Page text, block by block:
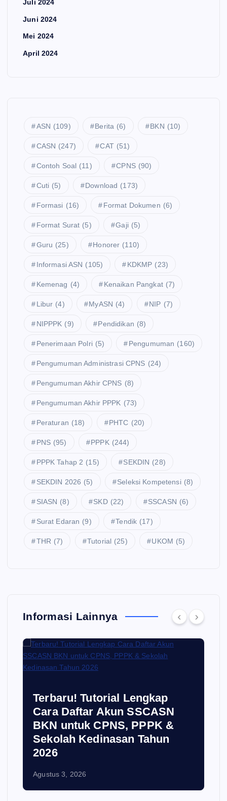
Juli 2024
Juni 2024
Mei 2024
April 2024
ASN (109) Berita (6) BKN (10)
CASN (247) CAT (51)
Contoh Soal (11) CPNS (90)
Cuti (5) Download (173)
Formasi (16) Format Dokumen (6)
Format Surat (5) Gaji (5)
Guru (25) Honorer (110)
Informasi ASN (105) KDKMP (23)
Kemenag (4) Kenaikan Pangkat (7)
Libur (4) MyASN (4) NIP (7)
NIPPPK (9) Pendidikan (8)
Penerimaan Polri (5) Pengumuman (160)
Pengumuman Administrasi CPNS (24)
Pengumuman Akhir CPNS (8)
Pengumuman Akhir PPPK (73)
Peraturan (18) PHTC (20)
PNS (95) PPPK (244)
PPPK Tahap 2 (15) SEKDIN (28)
SEKDIN 2026 (5) Seleksi Kompetensi (8)
SIASN (8) SKD (22) SSCASN (6)
Surat Edaran (9) Tendik (17)
THR (7) Tutorial (25) UKOM (5)
Informasi Lainnya
Terbaru! Tutorial Lengkap
Cara Daftar Akun SSCASN
BKN untuk CPNS, PPPK &
Sekolah Kedinasan Tahun
2026
Agustus 3, 2026